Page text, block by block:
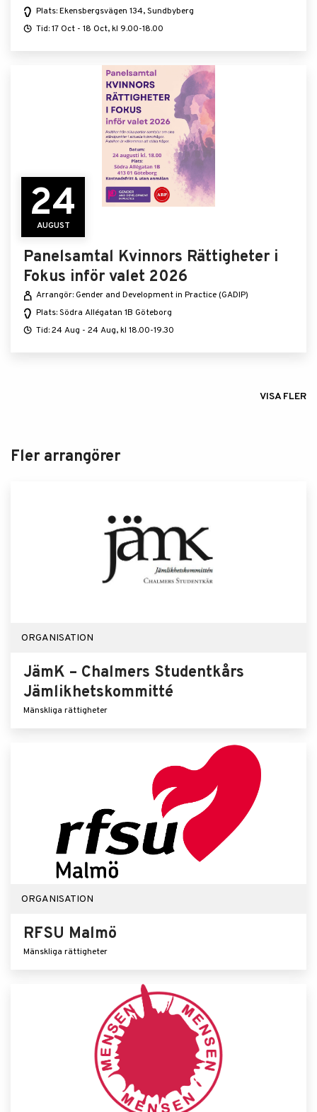
Plats: Ekensbergsvägen 134, Sundbyberg
Tid: 17 Oct - 18 Oct, kl 9.00-18.00
24
AUGUST
Panelsamtal Kvinnors Rättigheter i
Fokus inför valet 2026
Arrangör: Gender and Development in Practice (GADIP)
Plats: Södra Allégatan 1B Göteborg
Tid: 24 Aug - 24 Aug, kl 18.00-19.30
VISA FLER
Fler arrangörer
ORGANISATION
JämK – Chalmers Studentkårs
Jämlikhetskommitté
Mänskliga rättigheter
ORGANISATION
RFSU Malmö
Mänskliga rättigheter